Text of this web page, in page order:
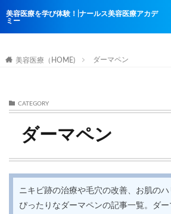
美容医療を学び体験！|ナールス美容医療アカデ
ミー
美容医療（HOME) ダーマペン
CATEGORY
ダーマペン
ニキビ跡の治療や毛穴の改善、お肌の
ぴったりなダーマペンの記事一覧。ダ